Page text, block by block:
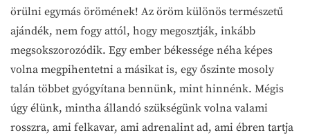
örülni egymás örömének! Az öröm különös természetű
ajándék, nem fogy attól, hogy megosztják, inkább
megsokszorozódik. Egy ember békessége néha képes
volna megpihentetni a másikat is, egy őszinte mosoly
talán többet gyógyítana bennünk, mint hinnénk. Mégis
úgy élünk, mintha állandó szükségünk volna valami
rosszra, ami felkavar, ami adrenalint ad, ami ébren tartja